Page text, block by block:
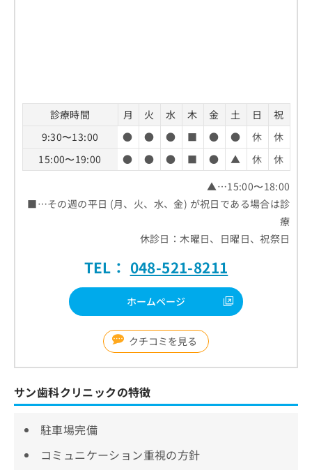
診療時間 月 火 水 木 金 土 日
祝
9:30〜13:00
● ● ● ■ ● ● 休
休
15:00〜19:00
● ● ● ■ ● ▲ 休
休
▲…15:00〜18:00
■…その週の平日 (月、火、水、金) が祝日である場合は診
療
休診日：木曜日、日曜日、祝祭日
TEL： 048-521-8211
ホームページ
クチコミを見る
サン歯科クリニックの特徴
駐車場完備
コミュニケーション重視の方針